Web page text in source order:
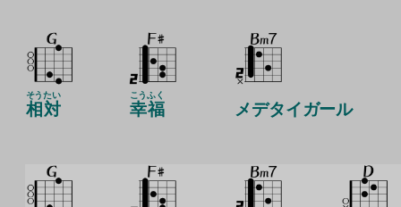
相
そう
対
たい
幸
こう
福
ふく
メデタイガール